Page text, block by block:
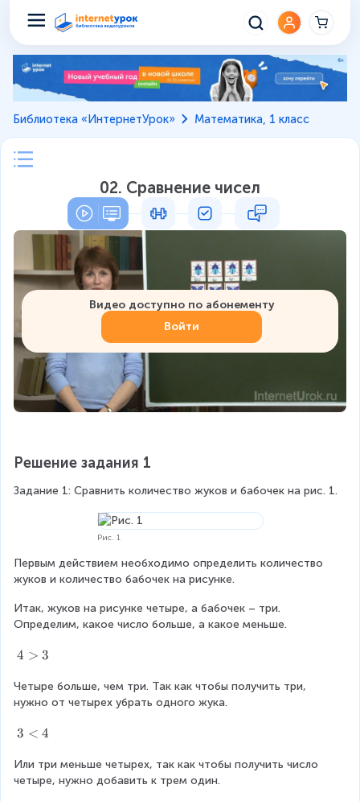
Библиотека «ИнтернетУрок» Математика, 1 класс
02. Сравнение чисел
Видео доступно по абонементу
Войти
Решение задания 1
Задание 1: Сравнить количество жуков и бабочек на рис. 1.
Рис. 1
Первым действием необходимо определить количество
жуков и количество бабочек на рисунке.
Итак, жуков на рисунке четыре, а бабочек – три.
Определим, какое число больше, а какое меньше.
4
3
4 > 3
Четыре больше, чем три. Так как чтобы получить три,
нужно от четырех убрать одного жука.
3
4
3 < 4
Или три меньше четырех, так как чтобы получить число
четыре, нужно добавить к трем один.